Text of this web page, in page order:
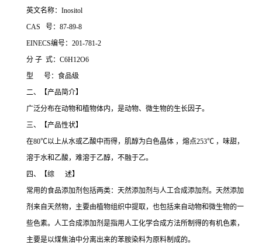
英文名称：Inositol
CAS 号：87-89-8
EINECS编号：201-781-2
分 子 式：C6H12O6
型 号：食品级
二、【产品简介】
广泛分布在动物和植物体内，是动物、微生物的生长因子。
三、【产品性状】
在80℃以上从水或乙酸中而得，肌醇为白色晶体 ，熔点253℃ ，味甜，
溶于水和乙酸，难溶于乙醇，不融于乙。
四、【综 述】
常用的食品添加剂包括两类：天然添加剂与人工合成添加剂。天然添加
剂来自天然物，主要由植物组织中提取，也包括来自动物和微生物的一
些色素。人工合成添加剂是指用人工化学合成方法所制得的有机色素，
主要是以煤焦油中分离出来的苯胺染料为原料制成的。